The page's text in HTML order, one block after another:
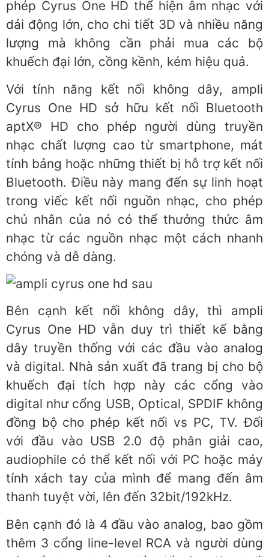
phép Cyrus One HD thể hiện âm nhạc với
dải động lớn, cho chi tiết 3D và nhiều năng
lượng mà không cần phải mua các bộ
khuếch đại lớn, cồng kềnh, kém hiệu quả.
Với tính năng kết nối không dây, ampli
Cyrus One HD sở hữu kết nối Bluetooth
aptX® HD cho phép người dùng truyền
nhạc chất lượng cao từ smartphone, mát
tính bảng hoặc những thiết bị hỗ trợ kết nối
Bluetooth. Điều này mang đến sự linh hoạt
trong viếc kết nối nguồn nhạc, cho phép
chủ nhân của nó có thể thưởng thức âm
nhạc từ các nguồn nhạc một cách nhanh
chóng và dễ dàng.
Bên cạnh kết nối không dây, thì ampli
Cyrus One HD vẫn duy trì thiết kế bằng
dây truyền thống với các đầu vào analog
và digital. Nhà sản xuất đã trang bị cho bộ
khuếch đại tích hợp này các cổng vào
digital như cổng USB, Optical, SPDIF không
đồng bộ cho phép kết nối vs PC, TV. Đối
với đầu vào USB 2.0 độ phân giải cao,
audiophile có thể kết nối với PC hoặc máy
tính xách tay của mình để mang đến âm
thanh tuyệt vời, lên đến 32bit/192kHz.
Bên cạnh đó là 4 đầu vào analog, bao gồm
thêm 3 cổng line-level RCA và người dùng